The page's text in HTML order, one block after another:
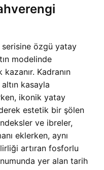
serisine özgü yatay
modelinde
Kadranın
kasayla
ikonik yatay
estetik bir şölen
ve ibreler,
eklerken, aynı
artıran fosforlu
yer alan tarih